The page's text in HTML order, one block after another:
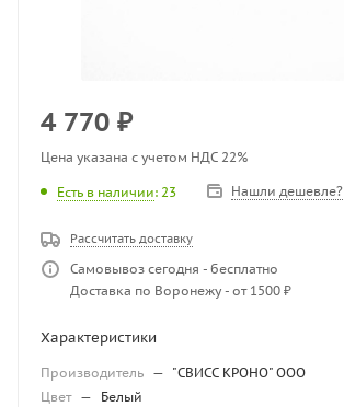
4 770 ₽
Цена указана с учетом НДС 22%
Есть в наличии: 23 Нашли дешевле?
Рассчитать доставку
Самовывоз сегодня - бесплатно
Доставка по Воронежу - от 1500 ₽
Характеристики
Производитель — "СВИСС КРОНО" ООО
Цвет —
Белый